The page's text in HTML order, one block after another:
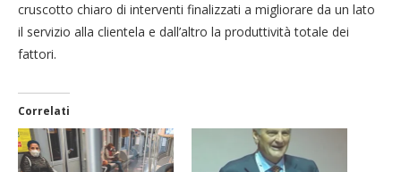
cruscotto chiaro di interventi finalizzati a migliorare da un lato
il servizio alla clientela e dall’altro la produttività totale dei
fattori.
Correlati